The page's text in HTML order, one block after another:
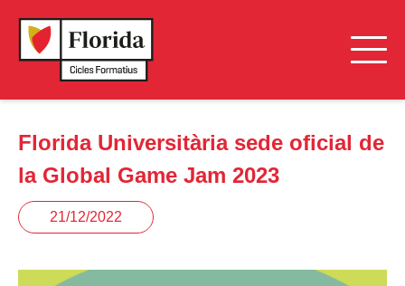
Florida Universitària sede oficial de
la Global Game Jam 2023
21/12/2022